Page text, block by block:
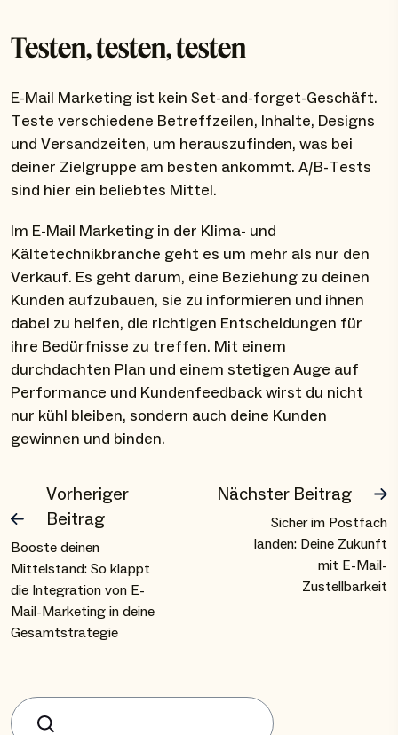
Testen, testen, testen
E-Mail Marketing ist kein Set-and-forget-Geschäft.
Teste verschiedene Betreffzeilen, Inhalte, Designs
und Versandzeiten, um herauszufinden, was bei
deiner Zielgruppe am besten ankommt. A/B-Tests
sind hier ein beliebtes Mittel.
Im E-Mail Marketing in der Klima- und
Kältetechnikbranche geht es um mehr als nur den
Verkauf. Es geht darum, eine Beziehung zu deinen
Kunden aufzubauen, sie zu informieren und ihnen
dabei zu helfen, die richtigen Entscheidungen für
ihre Bedürfnisse zu treffen. Mit einem
durchdachten Plan und einem stetigen Auge auf
Performance und Kundenfeedback wirst du nicht
nur kühl bleiben, sondern auch deine Kunden
gewinnen und binden.
Vorheriger
Beitrag
Booste deinen
Mittelstand: So klappt
die Integration von E-
Mail-Marketing in deine
Gesamtstrategie
Nächster Beitrag
Sicher im Postfach
landen: Deine Zukunft
mit E-Mail-
Zustellbarkeit
Suchen